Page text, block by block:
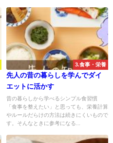
3.食事・栄養
先人の昔の暮らしを学んでダイ
エットに活かす
昔の暮らしから学べるシンプル食習慣
「食事を整えたい」と思っても、栄養計算
やルールだらけの方法は続きにくいもので
す。そんなときに参考になる...